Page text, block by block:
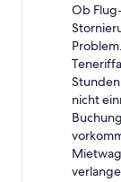
Ob
nicht